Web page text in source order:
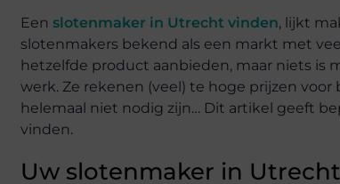
Een slotenmaker in Utrecht vinden, lijkt
slotenmakers bekend als een markt met
hetzelfde product aanbieden, maar niets is
werk. Ze rekenen (veel) te hoge prijzen
helemaal niet nodig zijn… Dit artikel geeft
vinden.
Uw slotenmaker in Utrecht